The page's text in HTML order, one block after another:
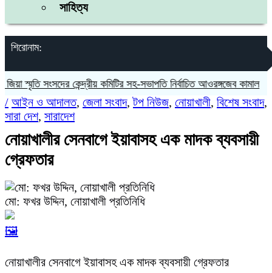
সাহিত্য
শিরোনাম:
স্মৃতি সংসদের কেন্দ্রীয় কমিটির সহ-সভাপতি নির্বাচিত আওরঙ্গজেব কামাল
/ আইন ও আদালত, জেলা সংবাদ,টপ নিউজ, নোয়াখালী, বিশেষ সংবাদ,
সারা দেশ, সারাদেশ
নোয়াখালীর সেনবাগে ইয়াবাসহ এক মাদক ব্যবসায়ী
গ্রেফতার
মো: ফখর উদ্দিন, নোয়াখালী প্রতিনিধি
🖼️
নোয়াখালীর সেনবাগে ইয়াবাসহ এক মাদক ব্যবসায়ী গ্রেফতার